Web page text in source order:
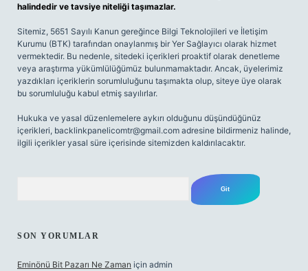
halindedir ve tavsiye niteliği taşımazlar.
Sitemiz, 5651 Sayılı Kanun gereğince Bilgi Teknolojileri ve İletişim
Kurumu (BTK) tarafından onaylanmış bir Yer Sağlayıcı olarak hizmet
vermektedir. Bu nedenle, sitedeki içerikleri proaktif olarak denetleme
veya araştırma yükümlülüğümüz bulunmamaktadır. Ancak, üyelerimiz
yazdıkları içeriklerin sorumluluğunu taşımakta olup, siteye üye olarak
bu sorumluluğu kabul etmiş sayılırlar.
Hukuka ve yasal düzenlemelere aykırı olduğunu düşündüğünüz
içerikleri, backlinkpanelicomtr@gmail.com adresine bildirmeniz halinde,
ilgili içerikler yasal süre içerisinde sitemizden kaldırılacaktır.
SON YORUMLAR
Eminönü Bit Pazarı Ne Zaman için admin